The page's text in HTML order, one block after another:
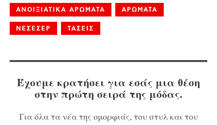
ΑΝΟΙΞΙΑΤΙΚΑ ΑΡΩΜΑΤΑ ΑΡΩΜΑΤΑ
ΝΕΣΕΣΕΡ ΤΑΣΕΙΣ
Έχουμε κρατήσει για εσάς μια θέση
στην πρώτη σειρά της μόδας.
Για όλα τα νέα της ομορφιάς, του στυλ και του